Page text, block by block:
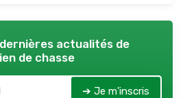
actualités de
de chasse
➔ Je m'inscris